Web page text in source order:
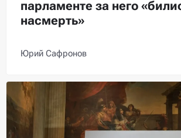
парламенте за него
насмерть»
Юрий Сафронов